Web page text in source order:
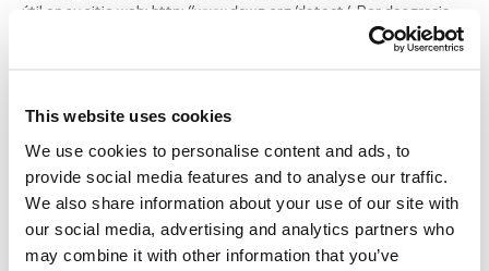
This website uses cookies
We use cookies to personalise content and ads, to
provide social media features and to analyse our traffic.
We also share information about your use of our site with
our social media, advertising and analytics partners who
may combine it with other information that you’ve
útil en su sitio web: http://www.dcwg.org/detect/. Por desgracia,
como mencionamos antes, los sitios web automáticos que se
crearon con este fin no son 100% efectivos. Por eso, la solución
Si estás infectado, puedes cambiar tus entradas DNS por las de
los servidores DNS gratuitas de Google: 8.8.8.8 y 8.8.4.4. OpenDNS
también ofrece dos: 208.67.222.222 y 208.67.220.220, que también
recomendamos por sus características de seguridad adicionales.
La mejor solución es, por supuesto, instalar un paquete de
seguridad que pueda detectar y limpiar la infección y, además,